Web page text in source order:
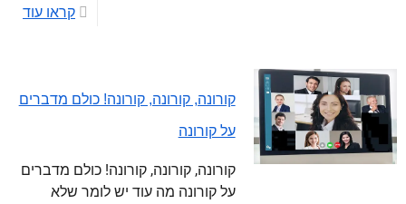
קראו עוד
קורונה, קורונה, קורונה! כולם מדברים
על קורונה
קורונה, קורונה, קורונה! כולם מדברים
על קורונה מה עוד יש לומר שלא